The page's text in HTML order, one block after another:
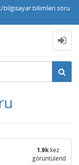
bilimleri soru
1.9kkez
görüntülendi